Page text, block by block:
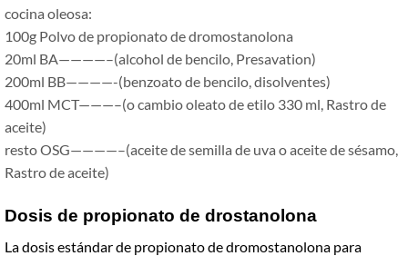
cocina oleosa:
100g Polvo de propionato de dromostanolona
20ml BA————–(alcohol de bencilo, Presavation)
200ml BB————-(benzoato de bencilo, disolventes)
400ml MCT———–(o cambio oleato de etilo 330 ml, Rastro de
aceite)
resto OSG————–(aceite de semilla de uva o aceite de sésamo,
Rastro de aceite)
Dosis de propionato de drostanolona
La dosis estándar de propionato de dromostanolona para